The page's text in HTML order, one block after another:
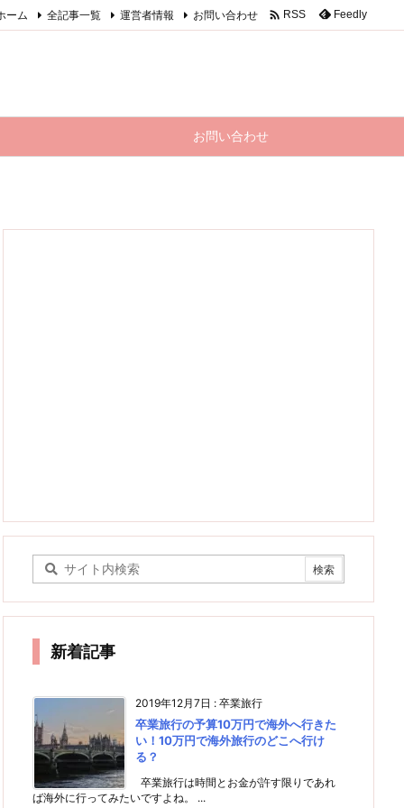
お問い合わせ
ーム 全記事一覧 運営者情報 お問い合わせ  RSS Feedly
新着記事
2019年12月7日 : 卒業旅行
卒業旅行の予算10万円で海外へ行きた
い！10万円で海外旅行のどこへ行け
る？
卒業旅行は時間とお金が許す限りであれ
ば海外に行ってみたいですよね。 ...